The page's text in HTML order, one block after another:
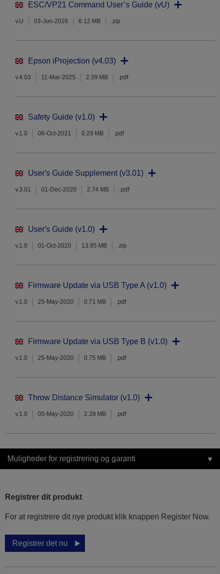
ESC/VP21 Command User’s Guide (vU)
v.U 03-Jun-2026 6.12 MB .zip
Epson iProjection (v4.03)
v.4.03 11-Mar-2025 2.39 MB .pdf
Safety Guide (v1.0)
v.1.0 06-Oct-2021 0.29 MB .pdf
User's Guide Supplement (v3.01)
v.3.01 01-Dec-2020 2.74 MB .pdf
User's Guide (v1.0)
v.1.0 01-Oct-2020 13.95 MB .zip
Firmware Update via USB Type A (v1.0)
v.1.0 25-May-2020 0.71 MB .pdf
Firmware Update via USB Type B (v1.0)
v.1.0 25-May-2020 0.75 MB .pdf
Throw Distance Simulator (v1.0)
v.1.0 05-May-2020 2.39 MB .pdf
Muligheder for registrering og garanti
Registrer dit produkt
For at registrere dit nye produkt klik knappen Register Now.
Registrer det nu